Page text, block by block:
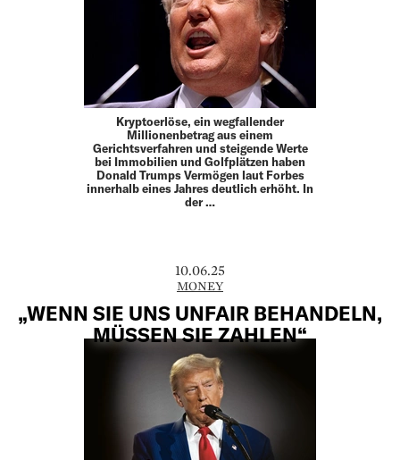
Kryptoerlöse, ein wegfallender
Millionenbetrag aus einem
Gerichtsverfahren und steigende Werte
bei Immobilien und Golfplätzen haben
Donald Trumps Vermögen laut Forbes
innerhalb eines Jahres deutlich erhöht. In
der …
10.06.25
MONEY
„WENN SIE UNS UNFAIR BEHANDELN,
MÜSSEN SIE ZAHLEN“